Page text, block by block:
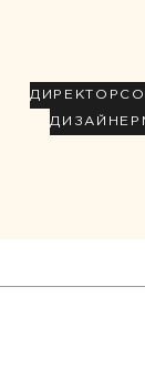
ДИРЕКТОР
ДИЗАЙНЕР